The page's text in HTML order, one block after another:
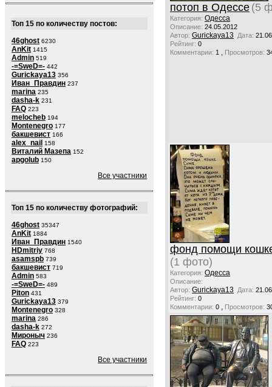
Топ 15 по количеству постов:
46ghost 6230
AnKit 1415
Admin 519
-=SweD=- 442
Gurickaya13 356
Иван_Правдин 237
marina 235
dasha-k 231
FAQ 223
melocheb 194
Montenegro 177
бакшевист 166
alex_nail 158
Виталий Мазепа 152
apgolub 150
Все участники
Топ 15 по количеству фотографий:
46ghost 35347
AnKit 1884
Иван_Правдин 1540
HDmitriy 768
asamspb 739
бакшевист 719
Admin 583
-=SweD=- 489
Piton 431
Gurickaya13 379
Montenegro 328
marina 286
dasha-k 272
Мироныч 236
FAQ 223
Все участники
потоп в Одессе (5
Категория: Одесса
Описание: 24.05.2012
Автор: Gurickaya13 Дата:
Рейтинг: 0
Комментарии: 1 , Просмотров:
фонд помощи
(1 фото)
Категория: Одесса
Описание:
Автор: Gurickaya13 Дата:
Рейтинг: 0
Комментарии: 0 , Просмотров: